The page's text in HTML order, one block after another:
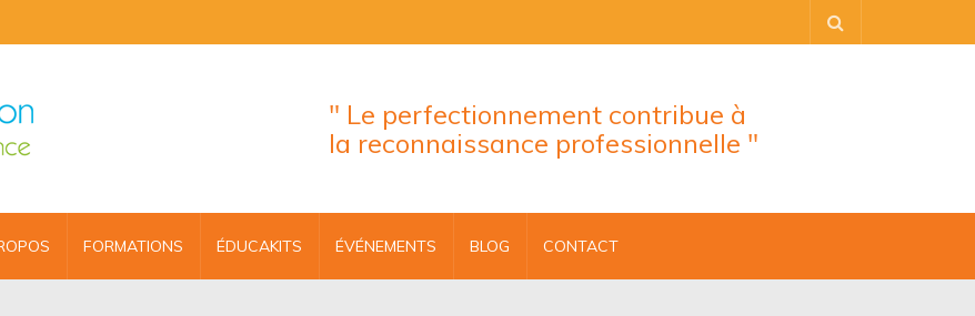
" Le perfectionnement contribue à
la reconnaissance professionnelle "
FORMATIONS ÉDUCAKITS ÉVÉNEMENTS BLOG CONTACT